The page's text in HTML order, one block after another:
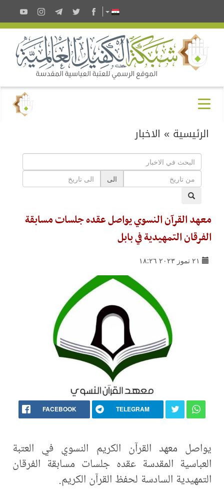
الرئيسية » الاخبار
الى
معهد القرآن النسوي يواصل عقده جلسات مسابقة
الفرقان التمهيدية في بابل
٢١ تموز ٢٠٢٣ ١٨:٢٦
FACEBOOK TELEGRAM
يواصل معهد القرآن الكريم النسوي في العتبة
العباسية المقدسة عقده جلسات مسابقة الفرقان
التمهيدية السادسة لحفظ القرآن الكريم.